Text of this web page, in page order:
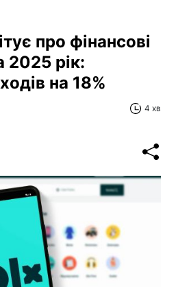
про фінансові
2025 рік:
на 18%
4 хв